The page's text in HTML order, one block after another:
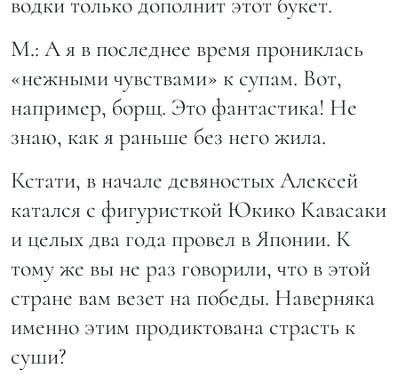
М.: А я в последнее время прониклась
«нежными чувствами» к супам. Вот,
например, борщ. Это фантастика! Не
знаю, как я раньше без него жила.
Кстати, в начале девяностых Алексей
катался с фигуристкой Юкико Кавасаки
и целых два года провел в Японии. К
тому же вы не раз говорили, что в этой
стране вам везет на победы. Наверняка
именно этим продиктована страсть к
суши?